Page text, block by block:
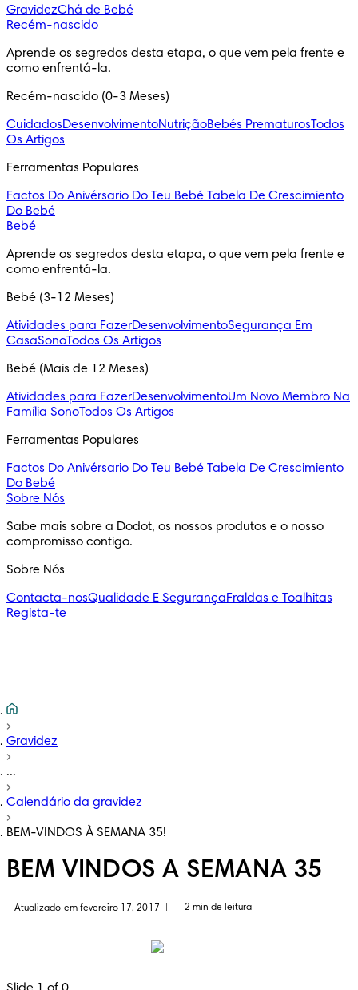
GravidezChá de Bebé
Recém-nascido
Aprende os segredos desta etapa, o que vem pela frente e
como enfrentá-la.
Recém-nascido (0-3 Meses)
CuidadosDesenvolvimentoNutriçãoBebés PrematurosTodos
Os Artigos
Ferramentas Populares
Factos Do Anivérsario Do Teu Bebé Tabela De Crescimiento
Do Bebé
Bebé
Aprende os segredos desta etapa, o que vem pela frente e
como enfrentá-la.
Bebé (3-12 Meses)
Atividades para FazerDesenvolvimentoSegurança Em
CasaSonoTodos Os Artigos
Bebé (Mais de 12 Meses)
Atividades para FazerDesenvolvimentoUm Novo Membro Na
Família SonoTodos Os Artigos
Ferramentas Populares
Factos Do Anivérsario Do Teu Bebé Tabela De Crescimiento
Do Bebé
Sobre Nós
Sabe mais sobre a Dodot, os nossos produtos e o nosso
compromisso contigo.
Sobre Nós
Contacta-nosQualidade E SegurançaFraldas e Toalhitas
Regista-te
Gravidez
...
Calendário da gravidez
BEM-VINDOS À SEMANA 35!
BEM VINDOS A SEMANA 35
Atualizado em fevereiro 17, 2017 2 min de leitura